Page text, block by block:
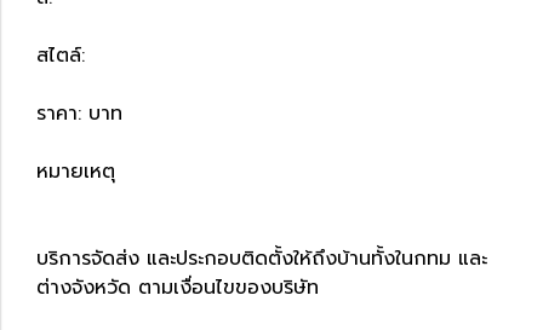
สไตล์:
ราคา: บาท
หมายเหตุ
บริการจัดส่ง และประกอบติดตั้งให้ถึงบ้านทั้งในกทม และ
ต่างจังหวัด ตามเงื่อนไขของบริษัท